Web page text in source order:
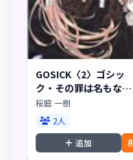
GOSICK〈2〉ゴシッ
ク・その罪は名もなき
(富士見ミステリー文庫)
桜庭 一樹
2人
追加